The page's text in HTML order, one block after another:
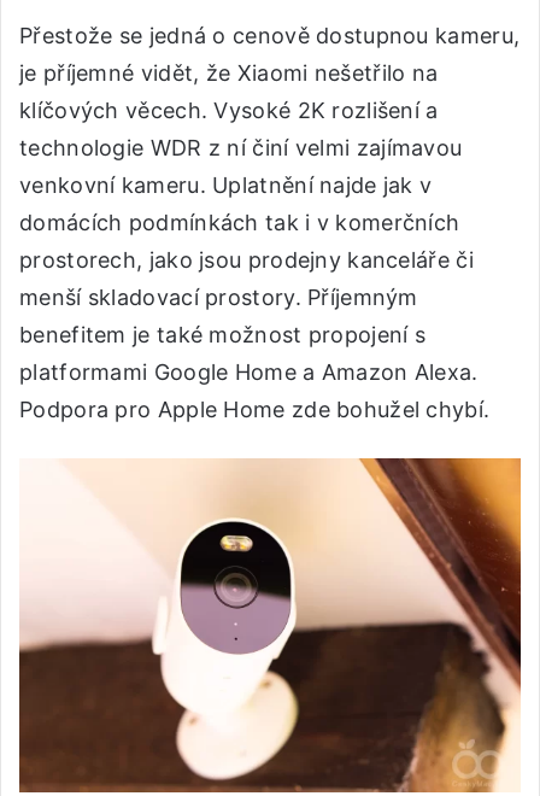
Přestože se jedná o cenově dostupnou kameru,
je příjemné vidět, že Xiaomi nešetřilo na
klíčových věcech. Vysoké 2K rozlišení a
technologie WDR z ní činí velmi zajímavou
venkovní kameru. Uplatnění najde jak v
domácích podmínkách tak i v komerčních
prostorech, jako jsou prodejny kanceláře či
menší skladovací prostory. Příjemným
benefitem je také možnost propojení s
platformami Google Home a Amazon Alexa.
Podpora pro Apple Home zde bohužel chybí.